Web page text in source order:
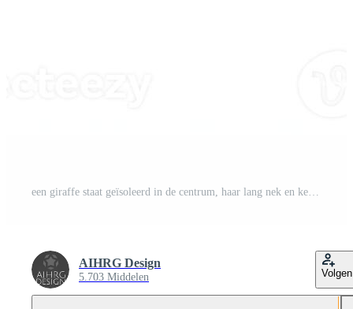
AIHRG Design
5.703 Middelen Volgen